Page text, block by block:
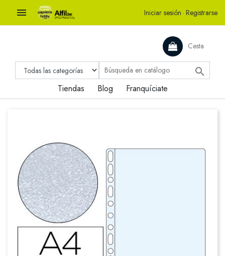
 Iniciar sesión · Registrarse
Cesta

Tiendas Blog Franquíciate